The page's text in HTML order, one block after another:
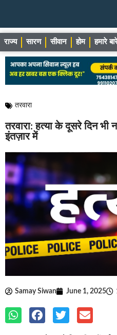
राज्य सारण सीवान होम हमारे
तरवारा
तरवारा: हत्या के दूसरे दिन भी
इंतज़ार में
Samay Siwan June 1, 2025